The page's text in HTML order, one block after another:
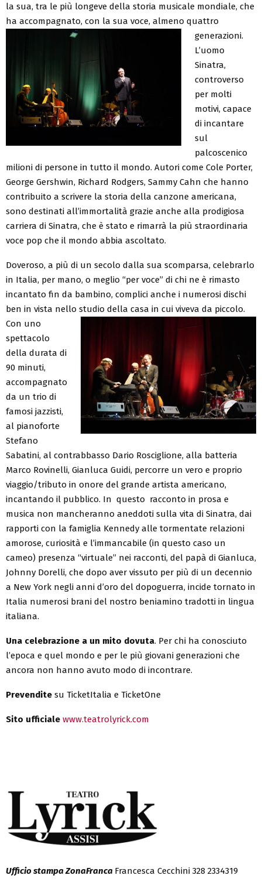
la sua, tra le più longeve della storia musicale mondiale, che
ha accompagnato, con la sua voce, almeno quattro
generazioni.
L’uomo
Sinatra,
controverso
per molti
motivi, capace
di incantare
sul
palcoscenico
milioni di persone in tutto il mondo. Autori come Cole Porter,
George Gershwin, Richard Rodgers, Sammy Cahn che hanno
contribuito a scrivere la storia della canzone americana,
sono destinati all’immortalità grazie anche alla prodigiosa
carriera di Sinatra, che è stato e rimarrà la più straordinaria
voce pop che il mondo abbia ascoltato.
Doveroso, a più di un secolo dalla sua scomparsa, celebrarlo
in Italia, per mano, o meglio “per voce” di chi ne è rimasto
incantato fin da bambino, complici anche i numerosi dischi
ben in vista nello studio della casa in cui viveva da piccolo.
Con uno
spettacolo
della durata di
90 minuti,
accompagnato
da un trio di
famosi jazzisti,
al pianoforte
Stefano
Sabatini, al contrabbasso Dario Rosciglione, alla batteria
Marco Rovinelli, Gianluca Guidi, percorre un vero e proprio
viaggio/tributo in onore del grande artista americano,
incantando il pubblico. In questo racconto in prosa e
musica non mancheranno aneddoti sulla vita di Sinatra, dai
rapporti con la famiglia Kennedy alle tormentate relazioni
amorose, curiosità e l’immancabile (in questo caso un
cameo) presenza “virtuale” nei racconti, del papà di Gianluca,
Johnny Dorelli, che dopo aver vissuto per più di un decennio
a New York negli anni d’oro del dopoguerra, incide tornato in
Italia numerosi brani del nostro beniamino tradotti in lingua
italiana.
Una celebrazione a un mito dovuta. Per chi ha conosciuto
l’epoca e quel mondo e per le più giovani generazioni che
ancora non hanno avuto modo di incontrare.
Prevendite su TicketItalia e TicketOne
Sito ufficiale www.teatrolyrick.com
Ufficio stampa ZonaFranca Francesca Cecchini 328 2334319